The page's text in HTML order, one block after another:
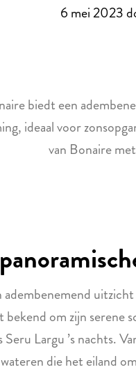
6 mei 2023
biedt een
ideaal voor
van Bonaire
om zijn serene
Largu ’s nachts.
die het eiland